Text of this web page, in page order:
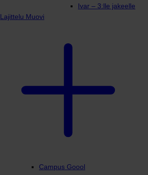
Ivar – 3:lle jakeelle
Lajittelu Muovi
Campus Goool